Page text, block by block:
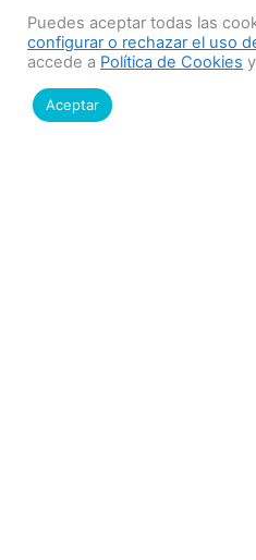
Montevideo
Ciudad/Localidad/
ELEGÍ UNA OPCIÓN
Puedes aceptar todas las
configurar o rechazar el uso
accede a Política de Cookies y
Aceptar